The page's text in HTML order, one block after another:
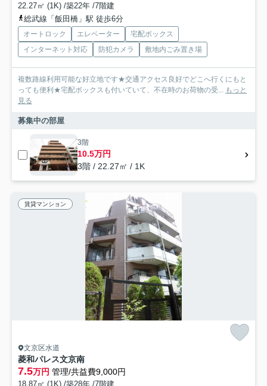
22.27㎡ (1K) /築22年 /7階建
総武線「飯田橋」駅 徒歩6分
オートロック エレベーター
宅配ボックス
インターネット対応
防犯カメラ 敷地内ごみ置き場
複数路線利用可能な好立地です★交通アクセス良好でどこへ行くにもと
っても便利★宅配ボックスも付いていて、不在時のお荷物の受... もっと
見る
募集中の部屋
3階
10.5万円
3階 / 22.27㎡ / 1K
賃貸マンション
文京区水道
菱和パレス文京南
7.5万円 管理/共益費9,000円
18.87㎡ (1K) /築28年 /7階建